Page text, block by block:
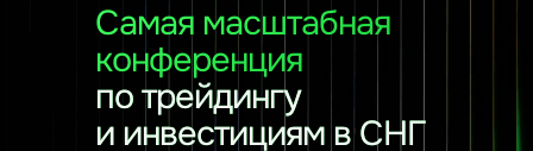
Самая масштабная
конференция
по трейдингу
и инвестициям в СНГ